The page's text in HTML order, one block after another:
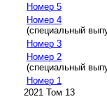
Номер 5
Номер 4
(специальный
Номер 3
Номер 2
(специальный
Номер 1
2021 Том 13